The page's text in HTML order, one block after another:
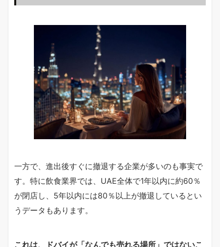
一方で、進出後すぐに撤退する企業が多いのも事実で
す。特に飲食業界では、UAE全体で1年以内に約60％
が閉店し、5年以内には80％以上が撤退しているとい
うデータもあります。
これは、ドバイが「なんでも売れる場所」ではないこ